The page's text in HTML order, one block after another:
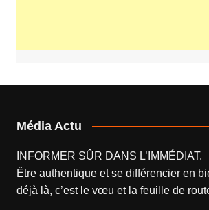
Média Actu
INFORMER SÛR DANS L’IMMÉDIAT.
Être authentique et se différencier en
déjà là, c’est le vœu et la feuille de